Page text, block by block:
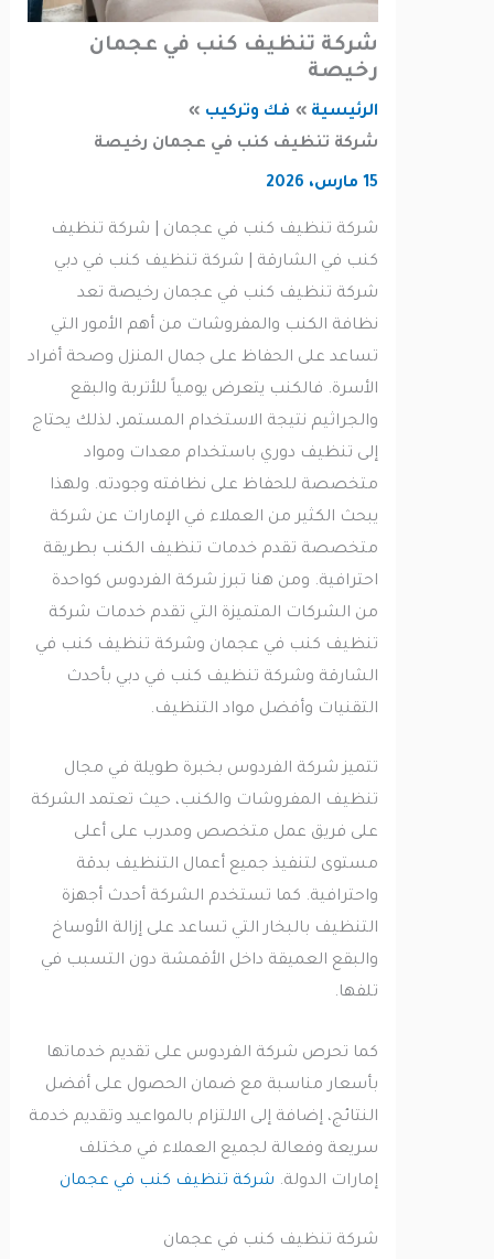
شركة تنظيف كنب في عجمان
رخيصة
الرئيسية
فك وتركيب
شركة تنظيف كنب في عجمان رخيصة
شركة تنظيف كنب في عجمان | شركة تنظيف
كنب في الشارقة | شركة تنظيف كنب في دبي
شركة تنظيف كنب في عجمان رخيصة تعد
نظافة الكنب والمفروشات من أهم الأمور التي
تساعد على الحفاظ على جمال المنزل وصحة أفراد
الأسرة. فالكنب يتعرض يومياً للأتربة والبقع
والجراثيم نتيجة الاستخدام المستمر، لذلك يحتاج
إلى تنظيف دوري باستخدام معدات ومواد
متخصصة للحفاظ على نظافته وجودته. ولهذا
يبحث الكثير من العملاء في الإمارات عن شركة
متخصصة تقدم خدمات تنظيف الكنب بطريقة
احترافية. ومن هنا تبرز شركة الفردوس كواحدة
من الشركات المتميزة التي تقدم خدمات شركة
تنظيف كنب في عجمان وشركة تنظيف كنب في
الشارقة وشركة تنظيف كنب في دبي بأحدث
التقنيات وأفضل مواد التنظيف.
تتميز شركة الفردوس بخبرة طويلة في مجال
تنظيف المفروشات والكنب، حيث تعتمد الشركة
على فريق عمل متخصص ومدرب على أعلى
مستوى لتنفيذ جميع أعمال التنظيف بدقة
واحترافية. كما تستخدم الشركة أحدث أجهزة
التنظيف بالبخار التي تساعد على إزالة الأوساخ
والبقع العميقة داخل الأقمشة دون التسبب في
تلفها.
كما تحرص شركة الفردوس على تقديم خدماتها
بأسعار مناسبة مع ضمان الحصول على أفضل
النتائج، إضافة إلى الالتزام بالمواعيد وتقديم خدمة
سريعة وفعالة لجميع العملاء في مختلف
إمارات الدولة.شركة تنظيف كنب في عجمان
شركة تنظيف كنب في عجمان